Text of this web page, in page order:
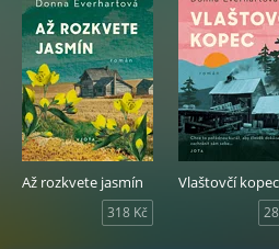
Až rozkvete jasmín
318 Kč
Vlaštovčí kopec